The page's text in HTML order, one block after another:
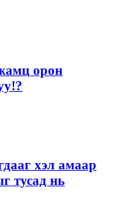
орон
хэл амаар
тусад нь